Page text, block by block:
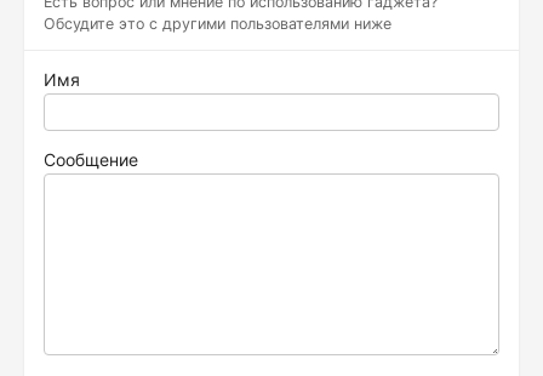
Обсудите это с другими пользователями ниже
Имя
Сообщение